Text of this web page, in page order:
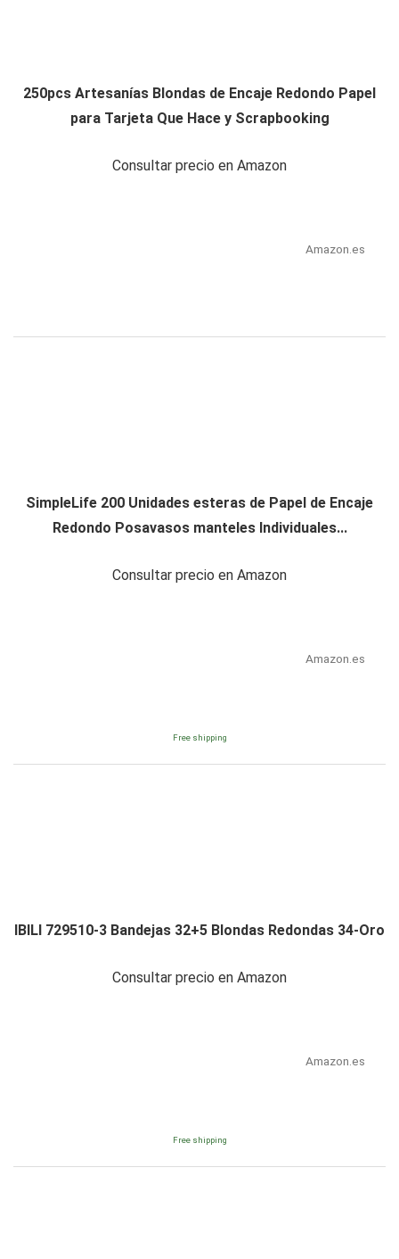
250pcs Artesanías Blondas de Encaje Redondo Papel
para Tarjeta Que Hace y Scrapbooking
Consultar precio en Amazon
Amazon.es
SimpleLife 200 Unidades esteras de Papel de Encaje
Redondo Posavasos manteles Individuales...
Consultar precio en Amazon
Amazon.es
Free shipping
IBILI 729510-3 Bandejas 32+5 Blondas Redondas 34-Oro
Consultar precio en Amazon
Amazon.es
Free shipping